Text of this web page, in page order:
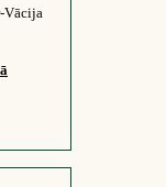
Vācija